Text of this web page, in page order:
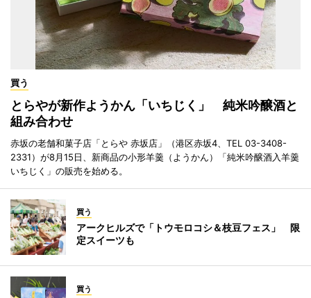
買う
とらやが新作ようかん「いちじく」 純米吟醸酒と
組み合わせ
赤坂の老舗和菓子店「とらや 赤坂店」（港区赤坂4、TEL 03-3408-
2331）が8月15日、新商品の小形羊羹（ようかん）「純米吟醸酒入羊羹
いちじく」の販売を始める。
買う
アークヒルズで「トウモロコシ＆枝豆フェス」 限
定スイーツも
買う